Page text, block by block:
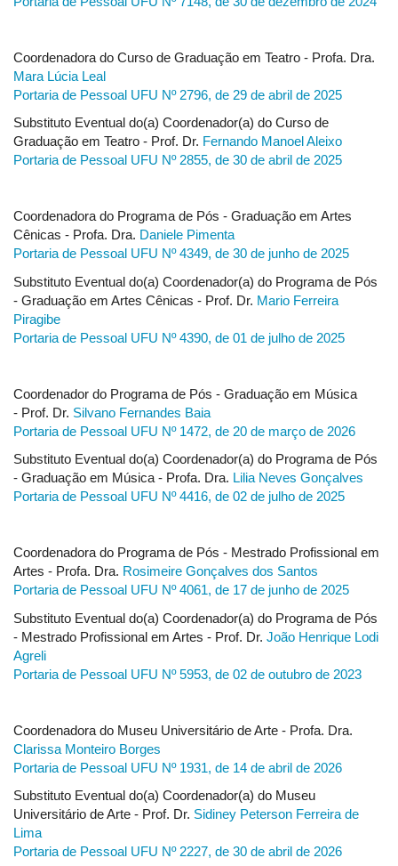
Coordenadora do Curso de Graduação em Teatro - Profa. Dra.
Mara Lúcia Leal
Portaria de Pessoal UFU Nº 2796, de 29 de abril de 2025
Substituto Eventual do(a) Coordenador(a) do Curso de
Graduação em Teatro - Prof. Dr. Fernando Manoel Aleixo
Portaria de Pessoal UFU Nº 2855, de 30 de abril de 2025​
Coordenadora do Programa de Pós - Graduação em Artes
Cênicas - Profa. Dra. Daniele Pimenta
Portaria de Pessoal UFU Nº 4349, de 30 de junho de 2025
Substituto Eventual do(a) Coordenador(a) do Programa de Pós
- Graduação em Artes Cênicas - Prof. Dr. Mario Ferreira
Piragibe
Portaria de Pessoal UFU Nº 4390, de 01 de julho de 2025
Coordenador do Programa de Pós - Graduação em Música
- Prof. Dr. Silvano Fernandes Baia
Portaria de Pessoal UFU Nº 1472, de 20 de março de 2026
Substituto Eventual do(a) Coordenador(a) do Programa de Pós
- Graduação em Música - Profa. Dra. Lilia Neves Gonçalves
Portaria de Pessoal UFU Nº 4416, de 02 de julho de 2025
Coordenadora do Programa de Pós - Mestrado Profissional em
Artes - Profa. Dra. Rosimeire Gonçalves dos Santos
Portaria de Pessoal UFU Nº 4061, de 17 de junho de 2025
Substituto Eventual do(a) Coordenador(a) do Programa de Pós
- Mestrado Profissional em Artes - Prof. Dr. João Henrique Lodi
Agreli
Portaria de Pessoal UFU Nº 5953, de 02 de outubro de 2023
Coordenadora do Museu Universitário de Arte - Profa. Dra.
Clarissa Monteiro Borges
Portaria de Pessoal UFU Nº 1931, de 14 de abril de 2026
Substituto Eventual do(a) Coordenador(a) do Museu
Universitário de Arte - Prof. Dr. Sidiney Peterson Ferreira de
Lima
Portaria de Pessoal UFU Nº 2227, de 30 de abril de 2026